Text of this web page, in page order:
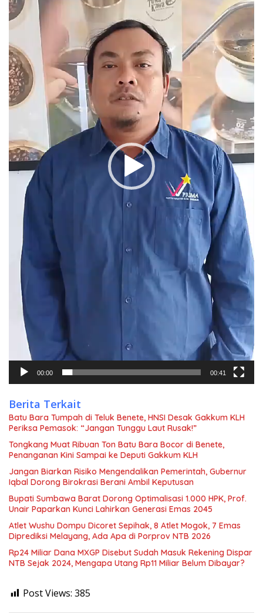
00:00 00:41
Berita Terkait
Batu Bara Tumpah di Teluk Benete, HNSI Desak Gakkum KLH
Periksa Pemasok: “Jangan Tunggu Laut Rusak!”
Tongkang Muat Ribuan Ton Batu Bara Bocor di Benete,
Penanganan Kini Sampai ke Deputi Gakkum KLH
Jangan Biarkan Risiko Mengendalikan Pemerintah, Gubernur
Iqbal Dorong Birokrasi Berani Ambil Keputusan
Bupati Sumbawa Barat Dorong Optimalisasi 1.000 HPK, Prof.
Unair Paparkan Kunci Lahirkan Generasi Emas 2045
Atlet Wushu Dompu Dicoret Sepihak, 8 Atlet Mogok, 7 Emas
Diprediksi Melayang, Ada Apa di Porprov NTB 2026
Rp24 Miliar Dana MXGP Disebut Sudah Masuk Rekening Dispar
NTB Sejak 2024, Mengapa Utang Rp11 Miliar Belum Dibayar?
Post Views: 385